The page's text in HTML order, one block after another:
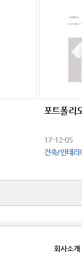
포트폴리
17-12-05
건축/인테리
회사소개